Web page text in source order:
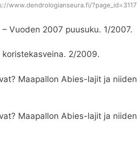
www.dendrologianseura.fi/?page_id=3117
Vuoden 2007 puusuku. 1/2007.
2/2009.
Maapallon Abies-lajit ja niiden
Maapallon Abies-lajit ja niiden